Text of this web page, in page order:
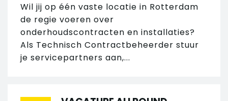
Wil jij op één vaste locatie in Rotterdam
de regie voeren over
onderhoudscontracten en installaties?
Als Technisch Contractbeheerder stuur
je servicepartners aan,...